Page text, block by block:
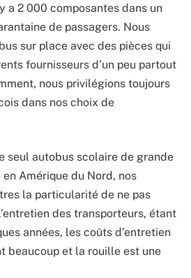
a 2 000 composantes dans un
de passagers. Nous
sur place avec des pièces qui
fournisseurs d’un peu partout
nous privilégions toujours
dans nos choix de
seul autobus scolaire de grande
Amérique du Nord, nos
la particularité de ne pas
des transporteurs, étant
années, les coûts d’entretien
beaucoup et la rouille est une